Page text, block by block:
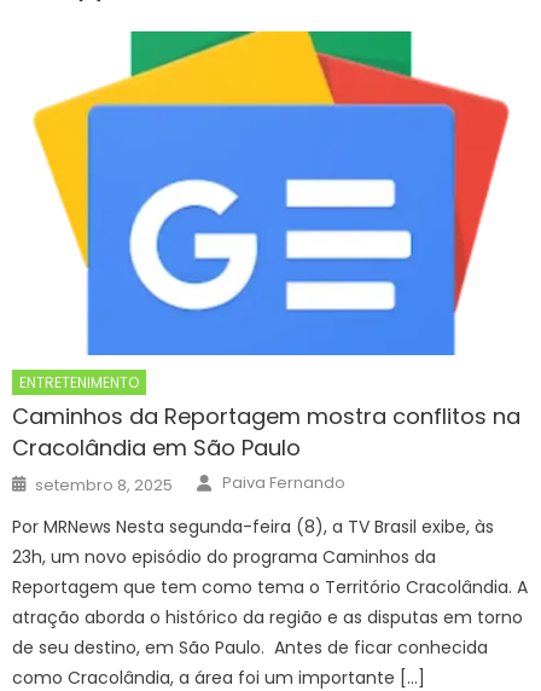
ENTRETENIMENTO
Caminhos da Reportagem mostra conflitos na
Cracolândia em São Paulo
Posted
on
setembro 8, 2025 Author
Paiva Fernando
Por MRNews Nesta segunda-feira (8), a TV Brasil exibe, às
23h, um novo episódio do programa Caminhos da
Reportagem que tem como tema o Território Cracolândia. A
atração aborda o histórico da região e as disputas em torno
de seu destino, em São Paulo. Antes de ficar conhecida
como Cracolândia, a área foi um importante […]